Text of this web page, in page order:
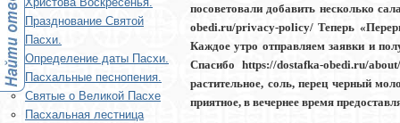
Празднование Святой
Пасхи.
Определение даты Пасхи.
Пасхальные песнопения.
Святые о Великой Пасхе
Пасхальная лестница
посоветовали добавить несколько
obedi.ru/privacy-policy/ Теперь
Каждое утро отправляем заявки и
Спасибо https://dostafka-obedi.ru/
растительное, соль, перец черный
приятное, в вечернее время